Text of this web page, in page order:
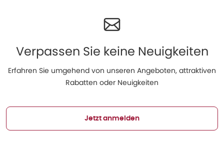
Verpassen Sie keine Neuigkeiten
Erfahren Sie umgehend von unseren Angeboten, attraktiven
Rabatten oder Neuigkeiten
Jetzt anmelden